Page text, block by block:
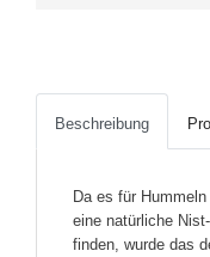
Beschreibung
Da es für
eine natürliche
finden, wurde das